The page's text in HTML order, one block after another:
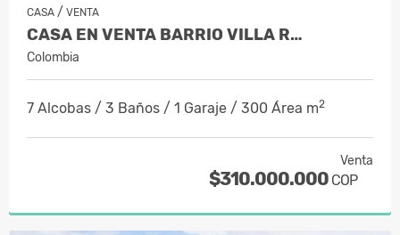
CASA / VENTA
CASA EN VENTA BARRIO VILLA R…
Colombia
7 Alcobas / 3 Baños / 1 Garaje / 300 Área m2
Venta
$310.000.000 COP